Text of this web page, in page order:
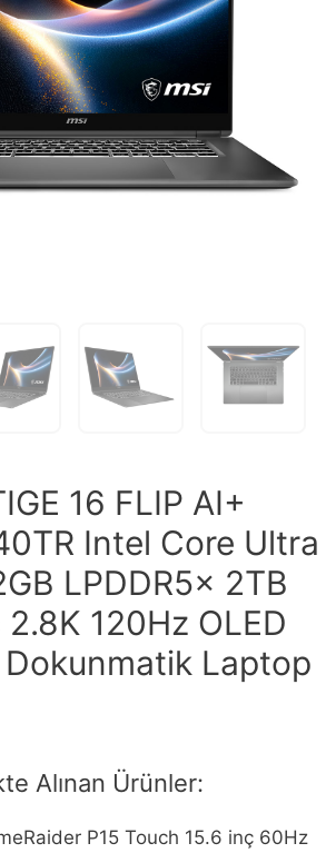
16 FLIP AI+
Intel Core Ultra
LPDDR5x 2TB
120Hz OLED
Dokunmatik Laptop
Alınan Ürünler:
P15 Touch 15.6 inç 60Hz